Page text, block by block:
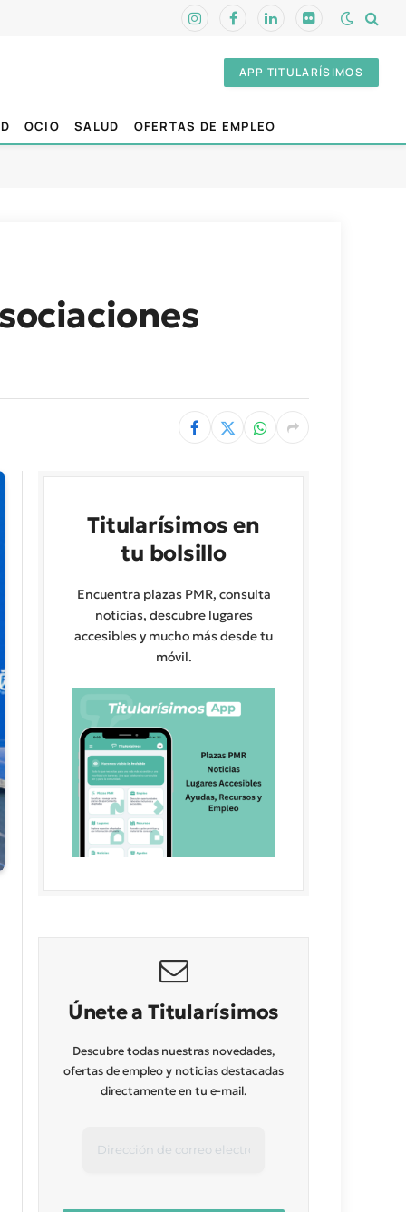
InstagramFacebookLinkedInFlickr
APP TITULARÍSIMOS
OCIO SALUD OFERTAS DE EMPLEO
Titularísimos en
tu bolsillo
Encuentra plazas PMR, consulta
noticias, descubre lugares
accesibles y mucho más desde tu
móvil.
Únete a Titularísimos
Descubre todas nuestras novedades,
ofertas de empleo y noticias destacadas
directamente en tu e-mail.